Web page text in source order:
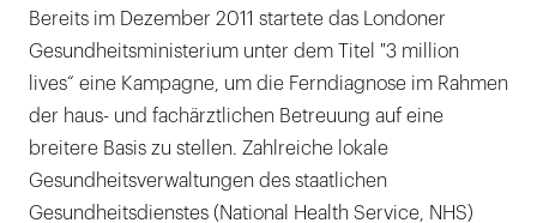
Bereits im Dezember 2011 startete das Londoner
Gesundheitsministerium unter dem Titel "3 million
lives“ eine Kampagne, um die Ferndiagnose im Rahmen
der haus- und fachärztlichen Betreuung auf eine
breitere Basis zu stellen. Zahlreiche lokale
Gesundheitsverwaltungen des staatlichen
Gesundheitsdienstes (National Health Service, NHS)